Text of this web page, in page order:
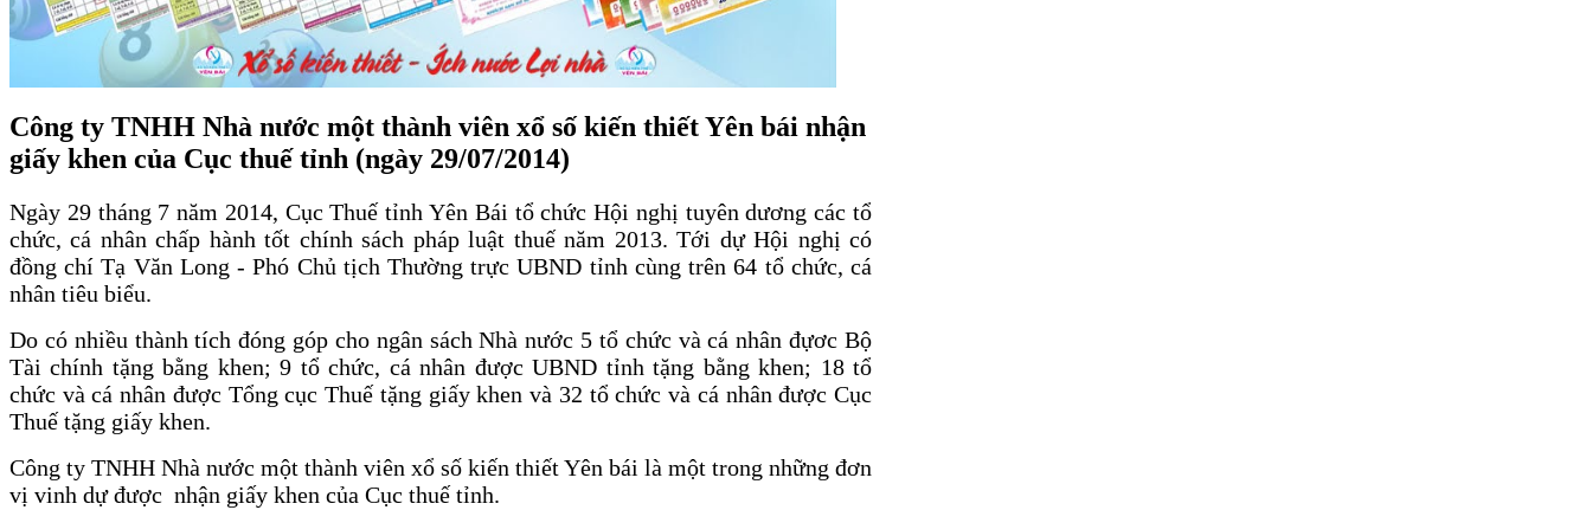
Công ty TNHH Nhà nước một thành viên xổ số kiến thiết Yên bái nhận
giấy khen của Cục thuế tỉnh (ngày 29/07/2014)
Ngày 29 tháng 7 năm 2014, Cục Thuế tỉnh Yên Bái tổ chức Hội nghị tuyên dương các tổ
chức, cá nhân chấp hành tốt chính sách pháp luật thuế năm 2013. Tới dự Hội nghị có
đồng chí Tạ Văn Long - Phó Chủ tịch Thường trực UBND tỉnh cùng trên 64 tổ chức, cá
nhân tiêu biểu.
Do có nhiều thành tích đóng góp cho ngân sách Nhà nước 5 tổ chức và cá nhân đựơc Bộ
Tài chính tặng bằng khen; 9 tổ chức, cá nhân được UBND tỉnh tặng bằng khen; 18 tổ
chức và cá nhân được Tổng cục Thuế tặng giấy khen và 32 tổ chức và cá nhân được Cục
Thuế tặng giấy khen.
Công ty TNHH Nhà nước một thành viên xổ số kiến thiết Yên bái là một trong những đơn
vị vinh dự được nhận giấy khen của Cục thuế tỉnh.